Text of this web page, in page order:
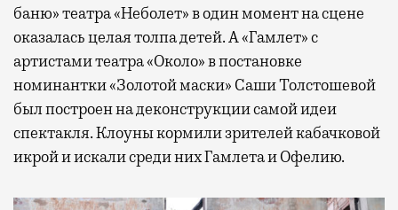
баню» театра «Неболет» в один момент на сцене
оказалась целая толпа детей. А «Гамлет» с
артистами театра «Около» в постановке
номинантки «Золотой маски» Саши Толстошевой
был построен на деконструкции самой идеи
спектакля. Клоуны кормили зрителей кабачковой
икрой и искали среди них Гамлета и Офелию.